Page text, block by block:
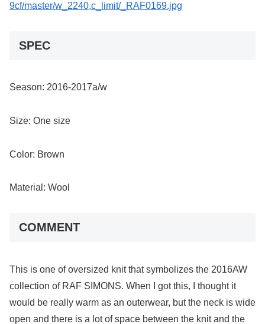
9cf/master/w_2240,c_limit/_RAF0169.jpg
SPEC
Season: 2016-2017a/w
Size: One size
Color: Brown
Material: Wool
COMMENT
This is one of oversized knit that symbolizes the 2016AW
collection of RAF SIMONS. When I got this, I thought it
would be really warm as an outerwear, but the neck is wide
open and there is a lot of space between the knit and the